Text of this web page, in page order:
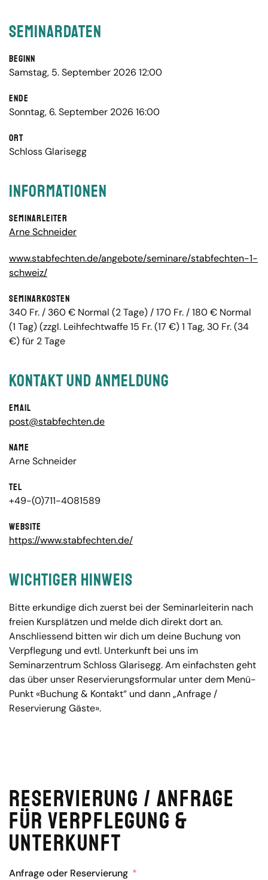
Seminardaten
Beginn
Samstag, 5. September 2026 12:00
Ende
Sonntag, 6. September 2026 16:00
Ort
Schloss Glarisegg
Informationen
Seminarleiter
Arne Schneider
www.stabfechten.de/angebote/seminare/stabfechten-1-
schweiz/
Seminarkosten
340 Fr. / 360 € Normal (2 Tage) / 170 Fr. / 180 € Normal
(1 Tag) (zzgl. Leihfechtwaffe 15 Fr. (17 €) 1 Tag, 30 Fr. (34
€) für 2 Tage
Kontakt und Anmeldung
Email
post@stabfechten.de
Name
Arne Schneider
Tel
+49-(0)711-4081589
Website
https://www.stabfechten.de/
Wichtiger Hinweis
Bitte erkundige dich zuerst bei der Seminarleiterin nach
freien Kursplätzen und melde dich direkt dort an.
Anschliessend bitten wir dich um deine Buchung von
Verpflegung und evtl. Unterkunft bei uns im
Seminarzentrum Schloss Glarisegg. Am einfachsten geht
das über unser Reservierungsformular unter dem Menü-
Punkt «Buchung & Kontakt“ und dann „Anfrage /
Reservierung Gäste».
Reservierung / Anfrage
für Verpflegung &
Unterkunft
Anfrage oder Reservierung